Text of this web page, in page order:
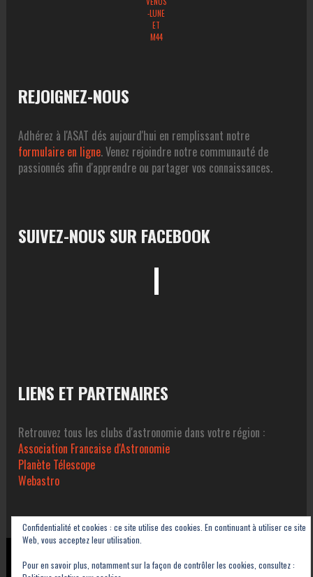
-LUNE
ET
M44
REJOIGNEZ-NOUS
Adhérez à l'ASAT dés aujourd'hui en remplissant notre
formulaire en ligne. Venez rejoindre notre communauté de
passionnés afin d'apprendre ou partager vos connaissances.
SUIVEZ-NOUS SUR FACEBOOK
LIENS ET PARTENAIRES
Retrouvez tous les clubs d'astronomie dans votre région :
Association Francaise d'Astronomie
Planète Télescope
Webastro
Copyright © 2023-2026 Association Sétoise d'Astronomie dans le Pays de Thau -
Confidentialité et cookies : ce site utilise des cookies. En continuant à utiliser ce site
Web, vous acceptez leur utilisation.
Pour en savoir plus, notamment sur la façon de contrôler les cookies, consultez :